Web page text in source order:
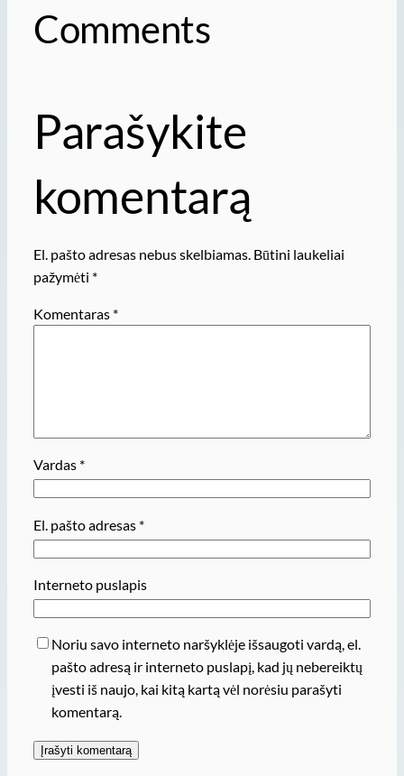
Comments
Parašykite
komentarą
El. pašto adresas nebus skelbiamas. Būtini laukeliai
pažymėti *
Komentaras *
Vardas *
El. pašto adresas *
Interneto puslapis
Noriu savo interneto naršyklėje išsaugoti vardą, el.
pašto adresą ir interneto puslapį, kad jų nebereiktų
įvesti iš naujo, kai kitą kartą vėl norėsiu parašyti
komentarą.